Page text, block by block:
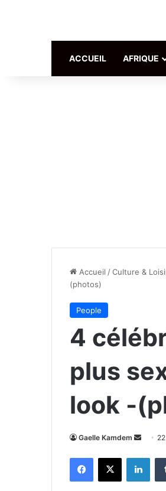
ACCUEIL AFRIQUE
Accueil /Culture &
(photos)
People
4
plus
look -
Gaelle Kamdem
courriel
Facebook
X